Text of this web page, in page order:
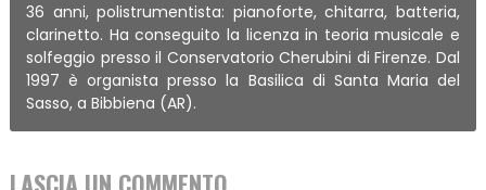
36 anni, polistrumentista: pianoforte, chitarra, batteria,
clarinetto. Ha conseguito la licenza in teoria musicale e
solfeggio presso il Conservatorio Cherubini di Firenze. Dal
1997 è organista presso la Basilica di Santa Maria del
Sasso, a Bibbiena (AR).